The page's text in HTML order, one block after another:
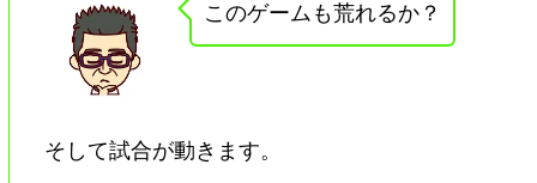
このゲームも荒れるか？
そして試合が動きます。